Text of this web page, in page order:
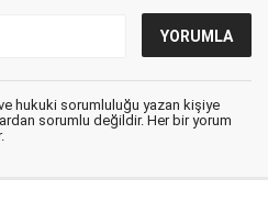
hukuki sorumluluğu yazan kişiye
sorumlu değildir. Her bir yorum